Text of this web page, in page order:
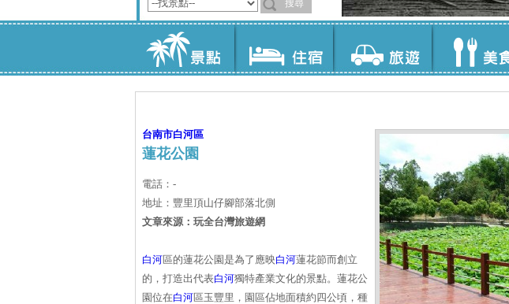
台南市白河區
蓮花公園
電話：-
地址：豐里頂山仔腳部落北側
文章來源：玩全台灣旅遊網
白河區的蓮花公園是為了應映白河蓮花節而創立
的，打造出代表白河獨特產業文化的景點。蓮花公
園位在白河區玉豐里，園區佔地面積約四公頃，種